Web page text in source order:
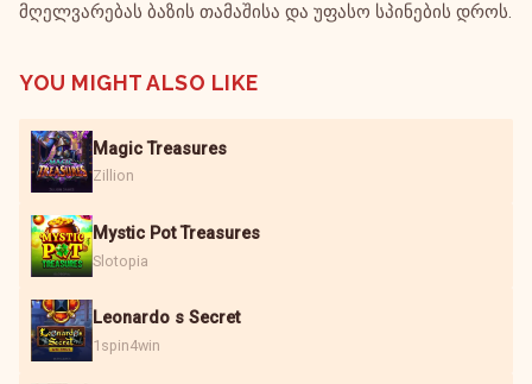
მღელვარებას ბაზის თამაშისა და უფასო სპინების დროს.
YOU MIGHT ALSO LIKE
Magic Treasures
Zillion
Mystic Pot Treasures
Slotopia
Leonardo s Secret
1spin4win